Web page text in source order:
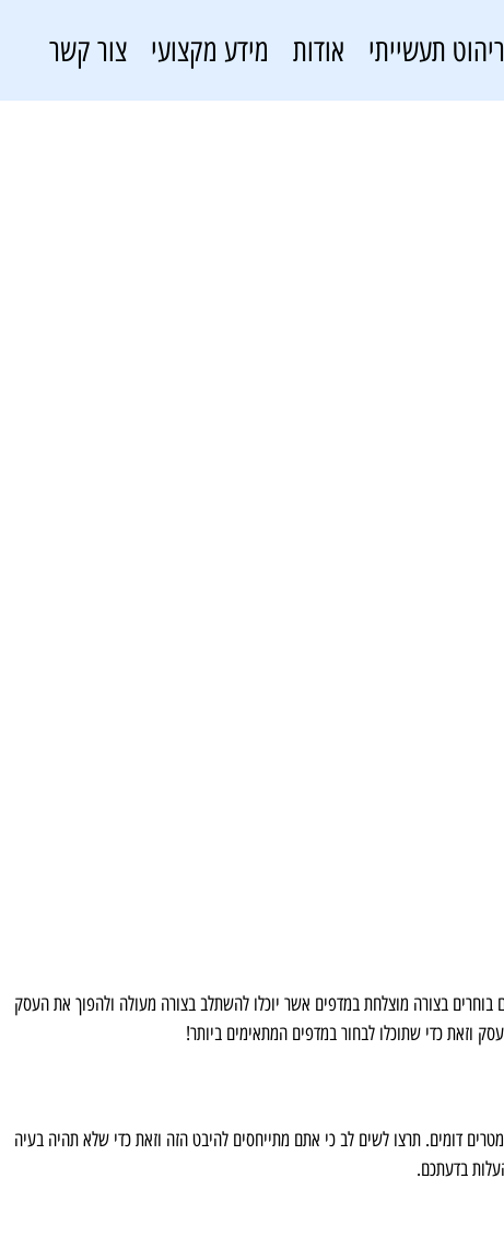
ריהוט תעשייתי אודות מידע מקצועי צור קשר
בוחרים בצורה מוצלחת במדפים אשר יוכלו להשתלב בצורה מעולה ולהפוך את העסק
דומים. תרצו לשים לב כי אתם מתייחסים להיבט הזה וזאת כדי שלא תהיה בעיה
בדעתכם.